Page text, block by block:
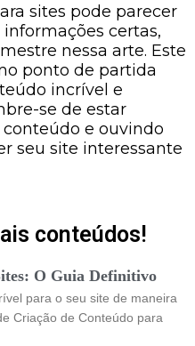
sites pode parecer
certas,
nessa arte. Este
ponto de partida
incrível e
se de estar
e ouvindo
seu site interessante
conteúdos!
O Guia Definitivo
para o seu site de maneira
Criação de Conteúdo para